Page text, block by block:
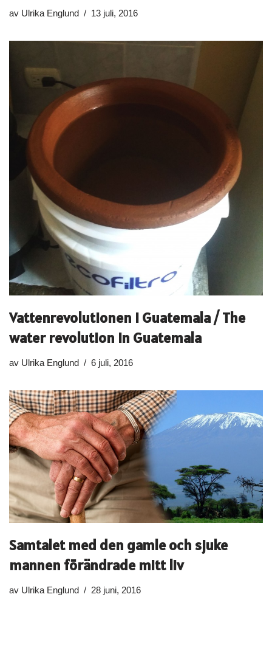
av Ulrika Englund 13 juli, 2016
Vattenrevolutionen i Guatemala / The
water revolution in Guatemala
av Ulrika Englund 6 juli, 2016
Samtalet med den gamle och sjuke
mannen förändrade mitt liv
av Ulrika Englund 28 juni, 2016